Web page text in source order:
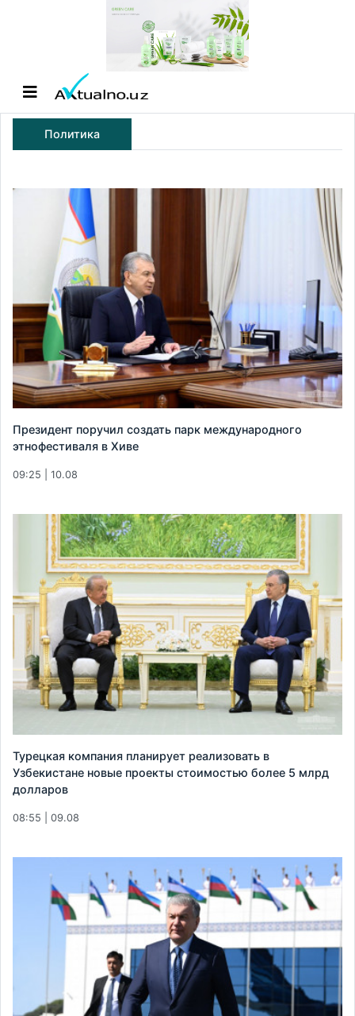
Политика
Президент поручил создать парк международного
этнофестиваля в Хиве
09:25 | 10.08
Турецкая компания планирует реализовать в
Узбекистане новые проекты стоимостью более 5 млрд
долларов
08:55 | 09.08